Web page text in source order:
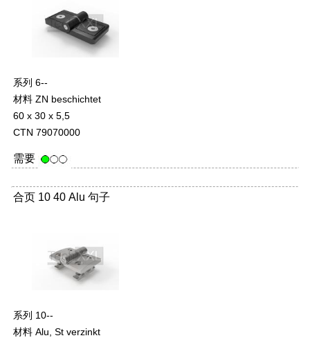
系列 6--
材料 ZN beschichtet
60 x 30 x 5,5
CTN 79070000
需要
合页 10 40 Alu 句子
系列 10--
材料 Alu, St verzinkt